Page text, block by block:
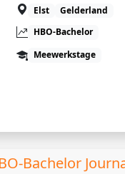
Elst
Gelderland
HBO-Bachelor
Meewerkstage
Bachelor